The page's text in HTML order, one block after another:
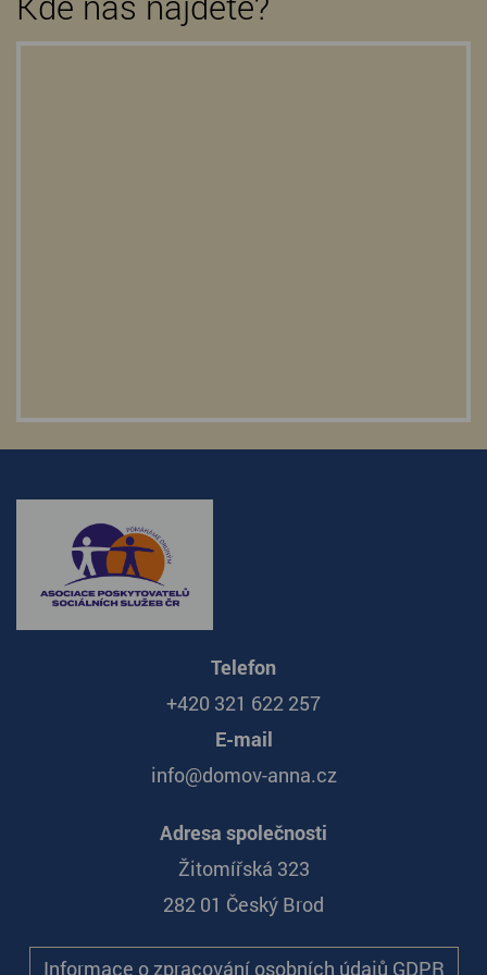
Telefon
+420 321 622 257
E-mail
info@domov-anna.cz
Adresa společnosti
Žitomířská 323
282 01 Český Brod
Informace o zpracování osobních údajů GDPR